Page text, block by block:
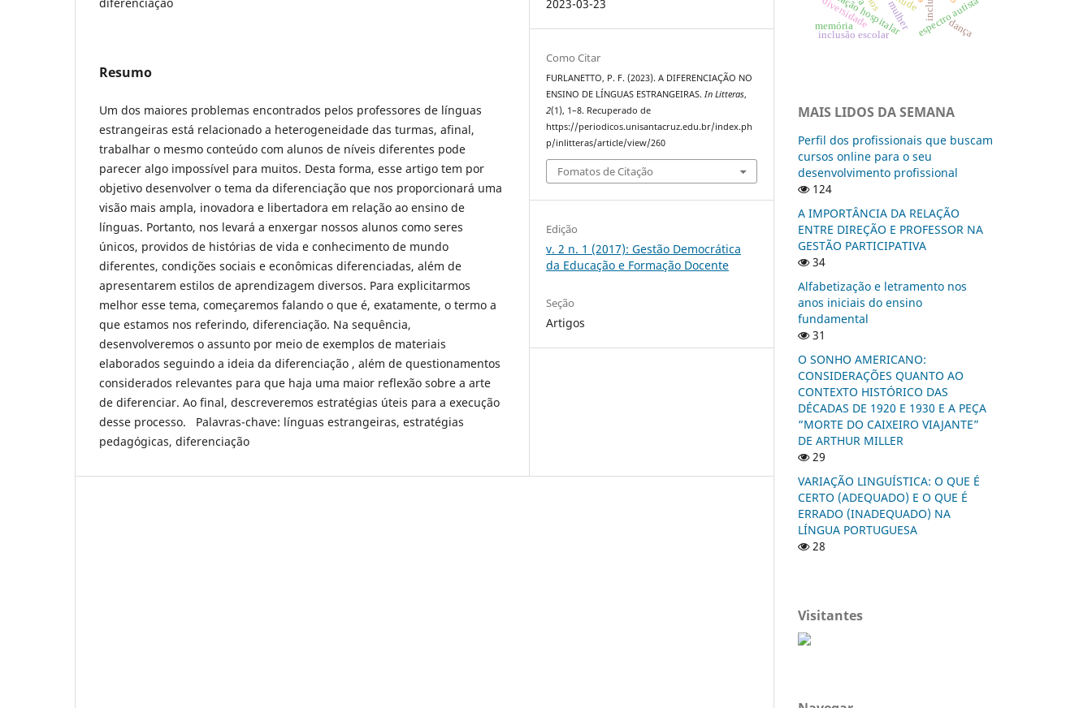
Resumo
Um dos maiores problemas encontrados pelos professores de línguas
estrangeiras está relacionado a heterogeneidade das turmas, afinal,
trabalhar o mesmo conteúdo com alunos de níveis diferentes pode
parecer algo impossível para muitos. Desta forma, esse artigo tem por
objetivo desenvolver o tema da diferenciação que nos proporcionará uma
visão mais ampla, inovadora e libertadora em relação ao ensino de
línguas. Portanto, nos levará a enxergar nossos alunos como seres
únicos, providos de histórias de vida e conhecimento de mundo
diferentes, condições sociais e econômicas diferenciadas, além de
apresentarem estilos de aprendizagem diversos. Para explicitarmos
melhor esse tema, começaremos falando o que é, exatamente, o termo a
que estamos nos referindo, diferenciação. Na sequência,
desenvolveremos o assunto por meio de exemplos de materiais
elaborados seguindo a ideia da diferenciação , além de questionamentos
considerados relevantes para que haja uma maior reflexão sobre a arte
de diferenciar. Ao final, descreveremos estratégias úteis para a execução
desse processo. Palavras-chave: línguas estrangeiras, estratégias
pedagógicas, diferenciação
2023-03-23
Como Citar
FURLANETTO, P. F. (2023). A DIFERENCIAÇÃO NO
ENSINO DE LÍNGUAS ESTRANGEIRAS.In Litteras,
2(1), 1–8. Recuperado de
https://periodicos.unisantacruz.edu.br/index.ph
p/inlitteras/article/view/260
Fomatos de Citação
Edição
v. 2 n. 1 (2017): Gestão Democrática
da Educação e Formação Docente
Seção
Artigos
diversidade espectro autista
mulher
memória
inclusão escolar
dança
MAIS LIDOS DA SEMANA
Perfil dos profissionais que buscam
cursos online para o seu
desenvolvimento profissional
124
A IMPORTÂNCIA DA RELAÇÃO
ENTRE DIREÇÃO E PROFESSOR NA
GESTÃO PARTICIPATIVA
34
Alfabetização e letramento nos
anos iniciais do ensino
fundamental
31
O SONHO AMERICANO:
CONSIDERAÇÕES QUANTO AO
CONTEXTO HISTÓRICO DAS
DÉCADAS DE 1920 E 1930 E A PEÇA
“MORTE DO CAIXEIRO VIAJANTE”
DE ARTHUR MILLER
29
VARIAÇÃO LINGUÍSTICA: O QUE É
CERTO (ADEQUADO) E O QUE É
ERRADO (INADEQUADO) NA
LÍNGUA PORTUGUESA
28
Visitantes